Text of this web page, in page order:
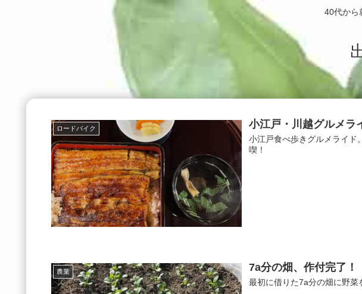
40代から
ロードバイク 小江戸・川越グルメラ
小江戸食べ歩きグルメライド
喫！
農業 7a分の畑、作付完了！
最初に借りた7a分の畑に野菜